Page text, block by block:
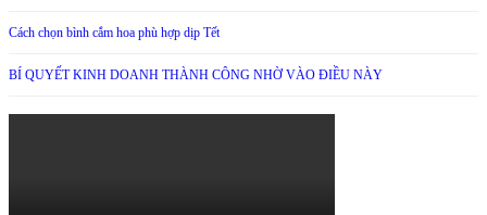
Cách chọn bình cắm hoa phù hợp dịp Tết
BÍ QUYẾT KINH DOANH THÀNH CÔNG NHỜ VÀO ĐIỀU NÀY